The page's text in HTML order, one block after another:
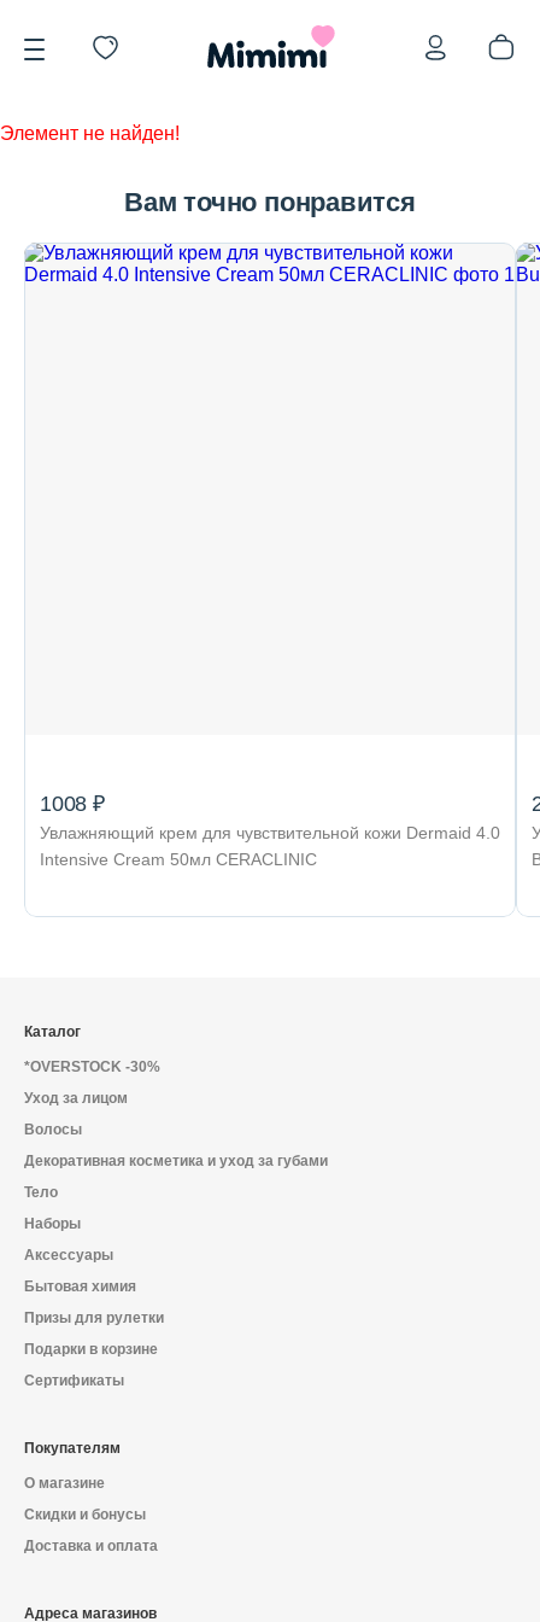
*OVERSTOCK -30%
Политика конфиденциальности
Контактная информация
+7 (996) 962 69 66
Телефон Whats’APP
Элемент не найден!
Вам точно понравится
1008 ₽
Увлажняющий крем для чувствительной кожи Dermaid 4.0
Intensive Cream 50мл CERACLINIC
Каталог
*OVERSTOCK -30%
Уход за лицом
Волосы
Декоративная косметика и уход за губами
Тело
Наборы
Аксессуары
Бытовая химия
Призы для рулетки
Подарки в корзине
Сертификаты
Покупателям
О магазине
Скидки и бонусы
Доставка и оплата
Адреса магазинов